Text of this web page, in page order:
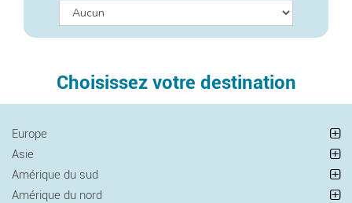
Choisissez votre destination
Europe
Asie
Amérique du sud
Amérique du nord